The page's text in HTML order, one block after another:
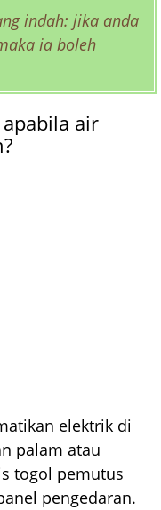
indah: jika anda
ia boleh
air
elektrik di
palam atau
togol pemutus
pengedaran.